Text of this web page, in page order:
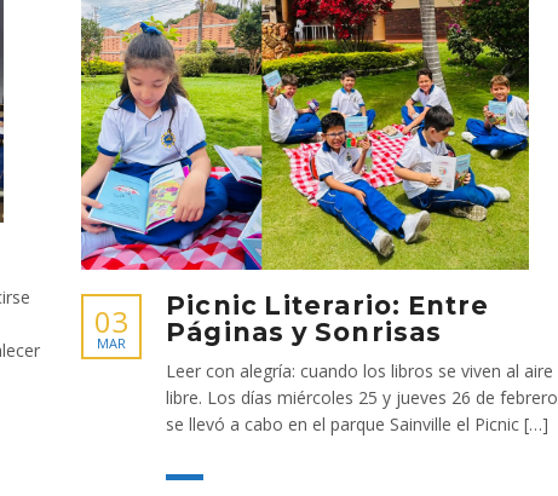
Picnic Literario: Entre
Páginas y Sonrisas
03
MAR
Leer con alegría: cuando los libros se viven al aire
libre. Los días miércoles 25 y jueves 26 de febrero
se llevó a cabo en el parque Sainville el Picnic […]